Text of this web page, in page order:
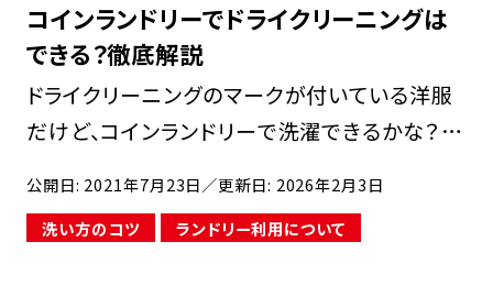
コインランドリーでドライクリーニングは
できる？徹底解説
ドライクリーニングのマークが付いている洋服
だけど、コインランドリーで洗濯できるかな？
る人もいるかもしれません。 本当にコインラン
公開日: 2021年7月23日／更新日: 2026年2月3日
洗い方のコツ
ランドリー利用について